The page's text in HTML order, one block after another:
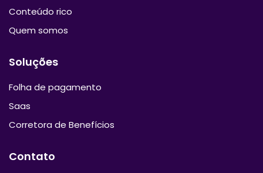
Conteúdo rico
Quem somos
Soluções
Folha de pagamento
Saas
Corretora de Benefícios
Contato